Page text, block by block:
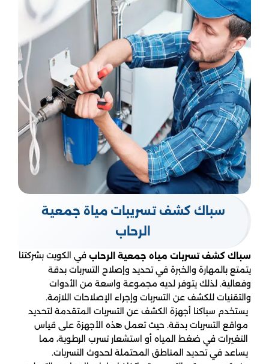
سباك كشف تسريبات مياة جمعية
الرحاب
سباك كشف تسربات مياه جمعية الرحاب في الكويت بشركتنا
يتمتع بالمهارة والخبرة في تحديد وإصلاح التسربات بدقة
وفعالية. لذلك يتوفر لديه مجموعة واسعة من الأدوات
والتقنيات للكشف عن التسربات وإجراء الإصلاحات اللازمة.
يستخدم سباكنا أجهزة الكشف عن التسربات المتقدمة لتحديد
مواقع التسربات بدقة. حيث تعمل هذه الأجهزة على قياس
التغيرات في ضغط المياه أو استشعار تسرب الرطوبة، مما
يساعد في تحديد المناطق المحتملة لحدوث التسربات.